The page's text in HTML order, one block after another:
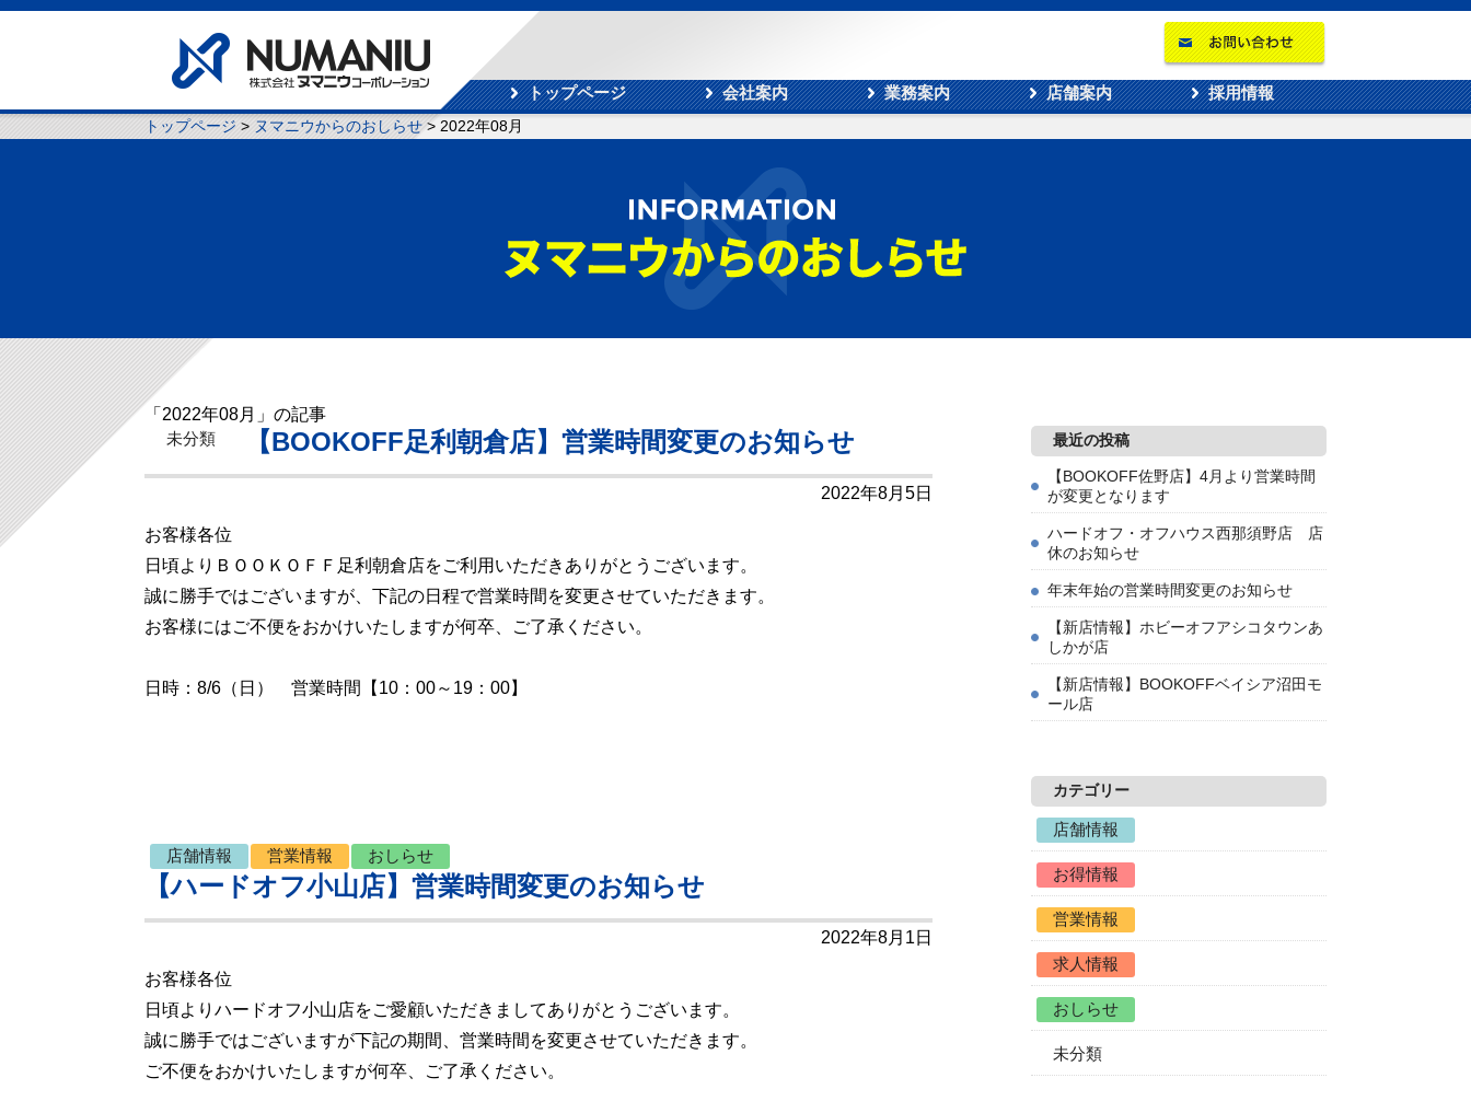
トップページ 会社案内 業務案内 店舗案内 採用情報
トップページ > ヌマニウからのおしらせ> 2022年08月
「2022年08月」の記事
未分類
【BOOKOFF足利朝倉店】営業時間変更のお知らせ
2022年8月5日
お客様各位
日頃よりＢＯＯＫＯＦＦ足利朝倉店をご利用いただきありがとうございます。
誠に勝手ではございますが、下記の日程で営業時間を変更させていただきます。
お客様にはご不便をおかけいたしますが何卒、ご了承ください。
日時：8/6（日） 営業時間【10：00～19：00】
店舗情報 営業情報 おしらせ
【ハードオフ小山店】営業時間変更のお知らせ
2022年8月1日
お客様各位
日頃よりハードオフ小山店をご愛顧いただきましてありがとうございます。
誠に勝手ではございますが下記の期間、営業時間を変更させていただきます。
ご不便をおかけいたしますが何卒、ご了承ください。
最近の投稿
【BOOKOFF佐野店】4月より営業時間
が変更となります
ハードオフ・オフハウス西那須野店 店
休のお知らせ
年末年始の営業時間変更のお知らせ
【新店情報】ホビーオフアシコタウンあ
しかが店
【新店情報】BOOKOFFベイシア沼田モ
ール店
カテゴリー
店舗情報
お得情報
営業情報
求人情報
おしらせ
未分類